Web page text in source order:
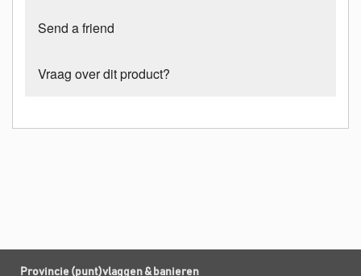
Send a friend
Vraag over dit product?
Provincie (punt)vlaggen & banieren